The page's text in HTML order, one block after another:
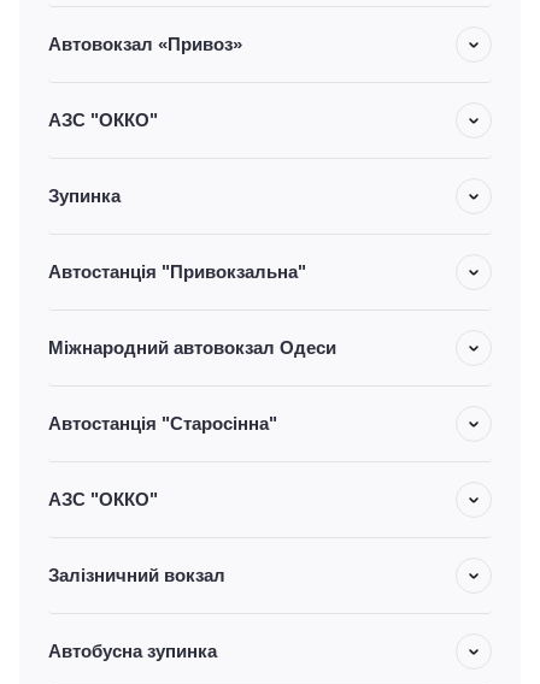
Автовокзал «Привоз»
АЗС "ОККО"
Зупинка
Автостанція "Привокзальна"
Міжнародний автовокзал Одеси
Автостанція "Старосінна"
АЗС "ОККО"
Залізничний вокзал
Автобусна зупинка